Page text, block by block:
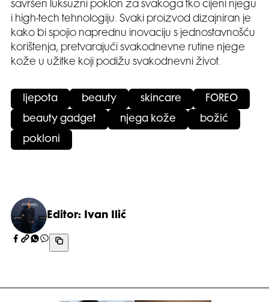
savršen luksuzni poklon za svakoga tko cijeni njegu
i high-tech tehnologiju. Svaki proizvod dizajniran je
kako bi spojio naprednu inovaciju s jednostavnošću
korištenja, pretvarajući svakodnevne rutine njege
kože u užitke koji podižu svakodnevni život.
ljepota beauty skincare FOREO
beauty gadget njega kože božić
pokloni
Editor: Ivan Ilić